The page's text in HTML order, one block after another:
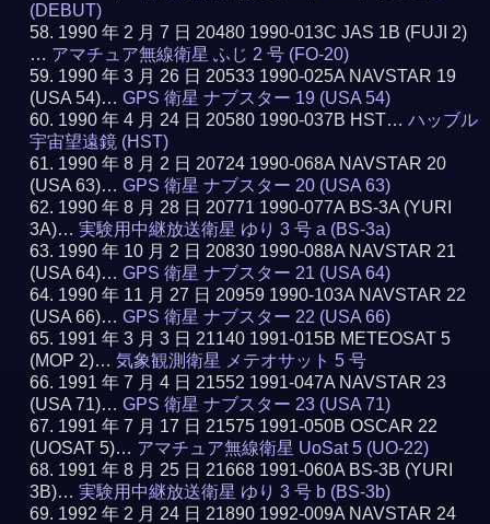
(DEBUT)
1990 年 2 月 7 日 20480 1990-013C JAS 1B (FUJI 2)
… アマチュア無線衛星 ふじ 2 号 (FO-20)
1990 年 3 月 26 日 20533 1990-025A NAVSTAR 19
(USA 54)…GPS 衛星 ナブスター 19 (USA 54)
1990 年 4 月 24 日 20580 1990-037B HST…ハッブル
宇宙望遠鏡 (HST)
1990 年 8 月 2 日 20724 1990-068A NAVSTAR 20
(USA 63)…GPS 衛星 ナブスター 20 (USA 63)
1990 年 8 月 28 日 20771 1990-077A BS-3A (YURI
3A)…実験用中継放送衛星 ゆり 3 号 a (BS-3a)
1990 年 10 月 2 日 20830 1990-088A NAVSTAR 21
(USA 64)…GPS 衛星 ナブスター 21 (USA 64)
1990 年 11 月 27 日 20959 1990-103A NAVSTAR 22
(USA 66)…GPS 衛星 ナブスター 22 (USA 66)
1991 年 3 月 3 日 21140 1991-015B METEOSAT 5
(MOP 2)…気象観測衛星 メテオサット 5 号
1991 年 7 月 4 日 21552 1991-047A NAVSTAR 23
(USA 71)…GPS 衛星 ナブスター 23 (USA 71)
1991 年 7 月 17 日 21575 1991-050B OSCAR 22
(UOSAT 5)… アマチュア無線衛星 UoSat 5 (UO-22)
1991 年 8 月 25 日 21668 1991-060A BS-3B (YURI
3B)…実験用中継放送衛星 ゆり 3 号 b (BS-3b)
1992 年 2 月 24 日 21890 1992-009A NAVSTAR 24